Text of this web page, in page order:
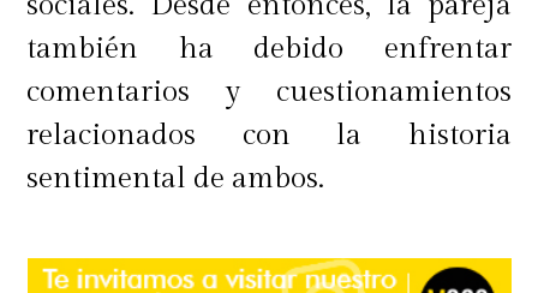
también ha debido enfrentar
comentarios y cuestionamientos
relacionados con la historia
sentimental de ambos.